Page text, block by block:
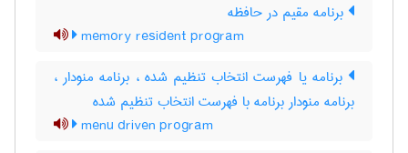
برنامه مقیم در حافظه
memory resident program
برنامه یا فهرست انتخاب تنظیم شده ، برنامه منودار ،
برنامه منودار برنامه با فهرست انتخاب تنظیم شده
menu driven program